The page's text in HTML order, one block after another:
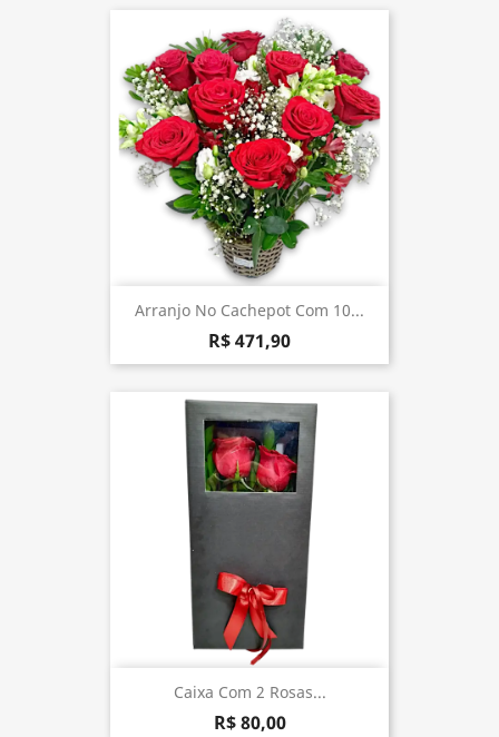
Arranjo No Cachepot Com 10...
R$ 471,90
Caixa Com 2 Rosas...
R$ 80,00